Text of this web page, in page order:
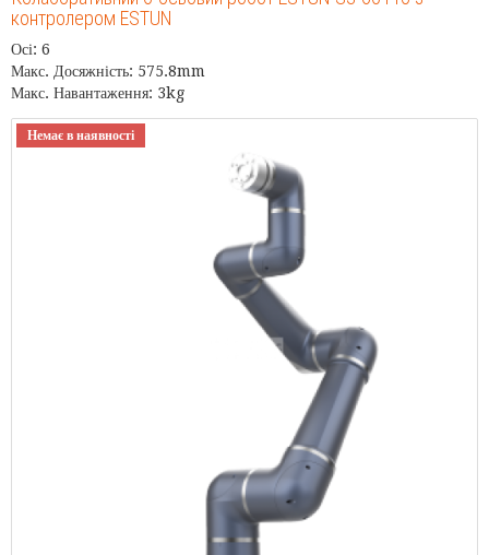
контролером ESTUN
Осі: 6
Макс. Досяжність: 575.8mm
Макс. Навантаження: 3kg
Немає в наявності